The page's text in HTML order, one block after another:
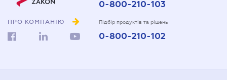
ПРО КОМПАНІЮ
0-800-210-103
Підбір продуктів та рішень
0-800-210-102